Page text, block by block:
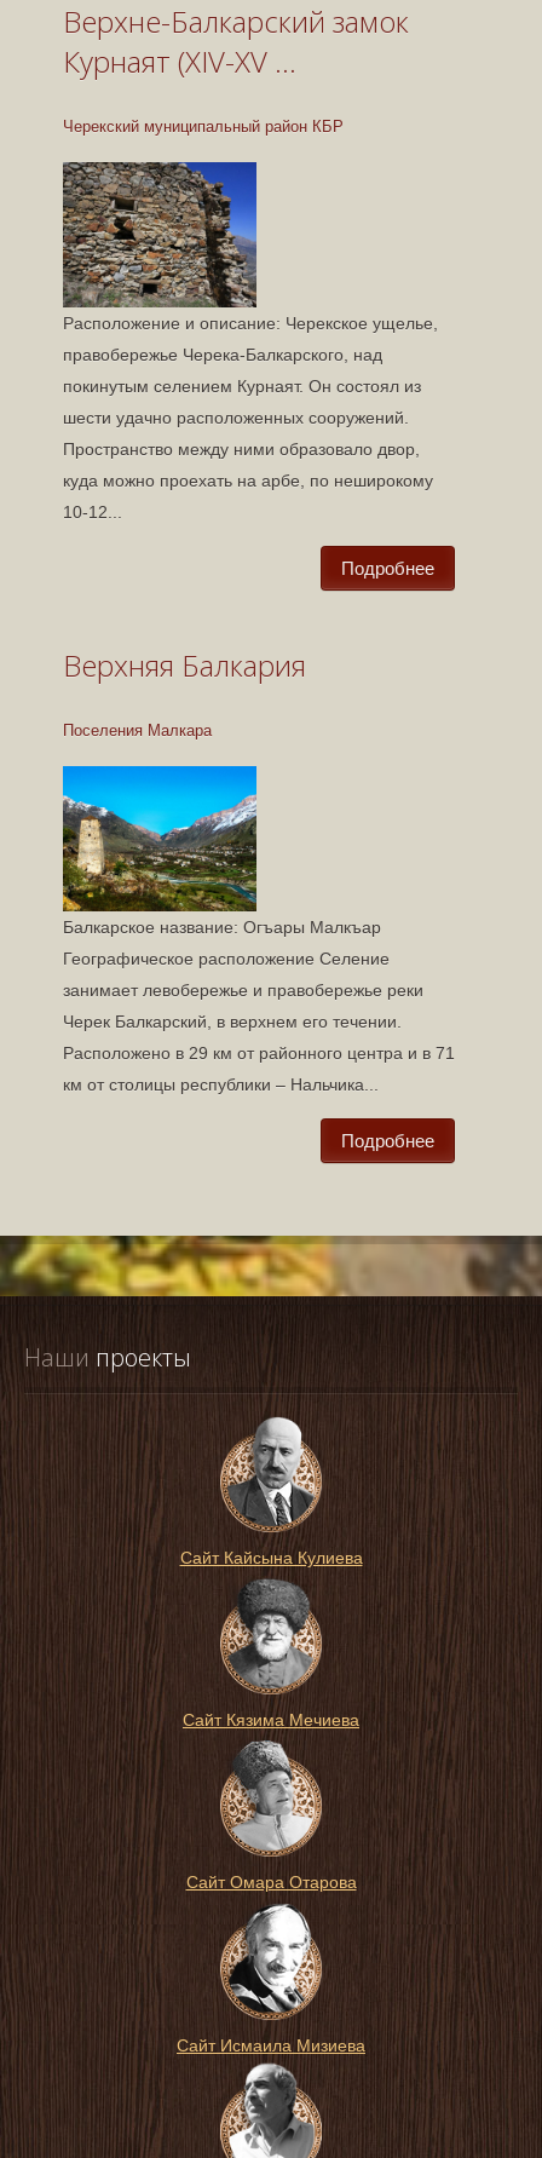
Верхне-Балкарский замок
Курнаят (XIV-XV …
Черекский муниципальный район КБР
Расположение и описание: Черекское ущелье,
правобережье Черека-Балкарского, над
покинутым селением Курнаят. Он состоял из
шести удачно расположенных сооружений.
Пространство между ними образовало двор,
куда можно проехать на арбе, по неширокому
10-12...
Подробнее
Верхняя Балкария
Поселения Малкара
Балкарское название: Огъары Малкъар
Географическое расположение Селение
занимает левобережье и правобережье реки
Черек Балкарский, в верхнем его течении.
Расположено в 29 км от районного центра и в 71
км от столицы республики – Нальчика...
Подробнее
Наши проекты
Сайт Кайсына Кулиева
Сайт Кязима Мечиева
Сайт Омара Отарова
Сайт Исмаила Мизиева